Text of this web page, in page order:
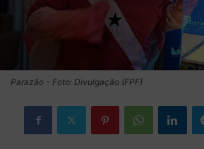
Parazão – Foto: Divulgação (FPF)